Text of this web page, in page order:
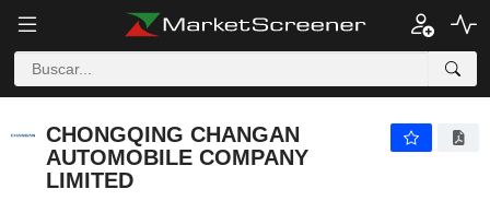
CHONGQING CHANGAN
AUTOMOBILE COMPANY
LIMITED